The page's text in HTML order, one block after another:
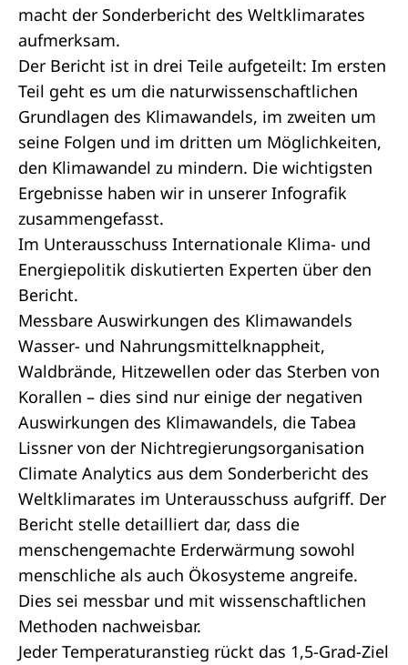
macht der Sonderbericht des Weltklimarates
aufmerksam.
Der Bericht ist in drei Teile aufgeteilt: Im ersten
Teil geht es um die naturwissenschaftlichen
Grundlagen des Klimawandels, im zweiten um
seine Folgen und im dritten um Möglichkeiten,
den Klimawandel zu mindern. Die wichtigsten
Ergebnisse haben wir in unserer Infografik
zusammengefasst.
Im Unterausschuss Internationale Klima- und
Energiepolitik diskutierten Experten über den
Bericht.
Messbare Auswirkungen des Klimawandels
Wasser- und Nahrungsmittelknappheit,
Waldbrände, Hitzewellen oder das Sterben von
Korallen – dies sind nur einige der negativen
Auswirkungen des Klimawandels, die Tabea
Lissner von der Nichtregierungsorganisation
Climate Analytics aus dem Sonderbericht des
Weltklimarates im Unterausschuss aufgriff. Der
Bericht stelle detailliert dar, dass die
menschengemachte Erderwärmung sowohl
menschliche als auch Ökosysteme angreife.
Dies sei messbar und mit wissenschaftlichen
Methoden nachweisbar.
Jeder Temperaturanstieg rückt das 1,5-Grad-Ziel